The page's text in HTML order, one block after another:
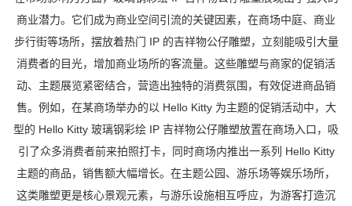
商业潜力。它们成为商业空间引流的关键因素，在商场中庭、商业
步行街等场所，摆放着热门 IP 的吉祥物公仔雕塑，立刻能吸引大量
消费者的目光，增加商业场所的客流量。这些雕塑与商家的促销活
动、主题展览紧密结合，营造出独特的消费氛围，有效促进商品销
售。例如，在某商场举办的以 Hello Kitty 为主题的促销活动中，大
型的 Hello Kitty 玻璃钢彩绘 IP 吉祥物公仔雕塑放置在商场入口，吸
引了众多消费者前来拍照打卡，同时商场内推出一系列 Hello Kitty
主题的商品，销售额大幅增长。在主题公园、游乐场等娱乐场所，
这类雕塑更是核心景观元素，与游乐设施相互呼应，为游客打造沉